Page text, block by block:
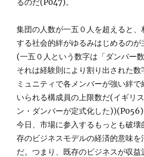
るのだ(P047)。
集団の人数が一五０人を超えると、
する社会的絆がゆるみはじめるのが
(一五０人という数字は「ダンバー数
それは経験則により割り出された数
ミュニティで各メンバーが強い絆
いられる構成員の上限数だ(イギリ
ン・ダンバーが定式化した))(P056)
今日、市場に参入するもっとも破壊
存のビジネスモデルの経済的意味を
だ。つまり、既存のビジネスが収